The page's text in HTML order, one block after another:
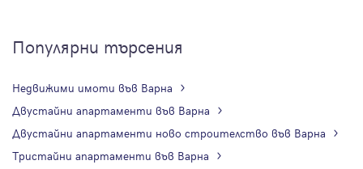
Популярни търсения
Недвижими имоти във Варна
Двустайни апартаменти във Варна
Двустайни апартаменти ново строителство във Варна
Тристайни апартаменти във Варна